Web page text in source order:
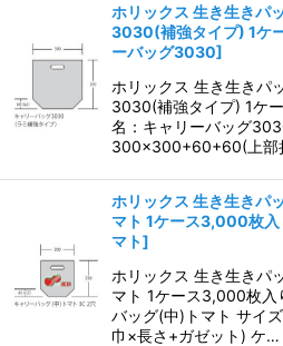
ホリックス 生き生きパ
3030(補強タイプ) 1ケ
ーバッグ3030]
ホリックス 生き生きパ
3030(補強タイプ) 1ケ
名：キャリーバッグ
300×300+60+60(上部
ホリックス 生き生きパ
マト 1ケース3,000枚入
マト]
ホリックス 生き生きパ
マト 1ケース3,000枚
バッグ(中)トマト サイ
巾×長さ+ガゼット) ケ…